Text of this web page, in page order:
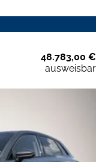
48.783,00 €
ausweisbar